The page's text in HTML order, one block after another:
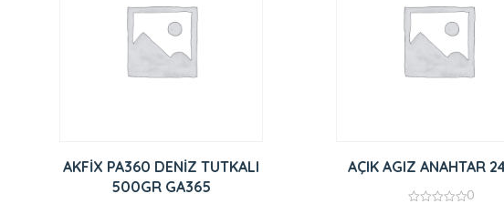
AKFİX PA360 DENİZ TUTKALI
500GR GA365
AÇIK AGIZ ANAHTAR
0